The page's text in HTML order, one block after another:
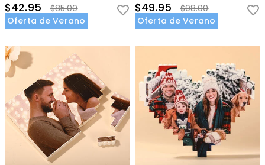
$42.95
$85.00
Oferta de Verano
$49.95
$98.00
Oferta de Verano